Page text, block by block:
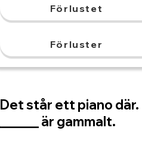
Förlustet
Förluster
Det står ett piano där.
______ är gammalt.